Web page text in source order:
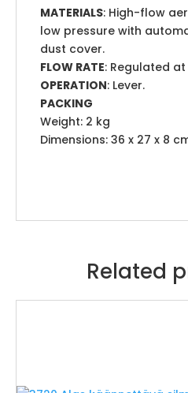
MATERIALS: High-flow
low pressure with
dust cover.
FLOW RATE: Regulated at
OPERATION: Lever.
PACKING
Weight: 2 kg
Dimensions: 36 x 27 x 8
Related